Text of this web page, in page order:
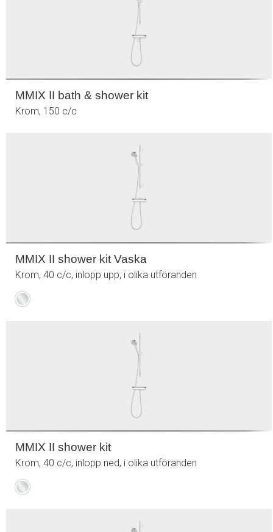
MMIX II bath & shower kit
Krom, 150 c/c
MMIX II shower kit Vaska
Krom, 40 c/c, inlopp upp, i olika utföranden
Krom
MMIX II shower kit
Krom, 40 c/c, inlopp ned, i olika utföranden
Krom